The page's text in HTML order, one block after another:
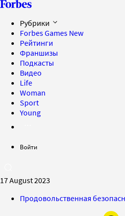
Рубрики
Forbes Games New
Рейтинги
Франшизы
Подкасты
Видео
Life
Woman
Sport
Young
Войти
17 August 2023
Продовольственная